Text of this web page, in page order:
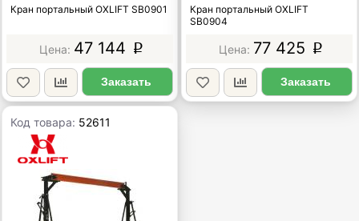
Кран портальный OXLIFT SB0901
47 144 p
Заказать
Кран портальный OXLIFT
SB0904
77 425 p
Заказать
Код товара: 52611